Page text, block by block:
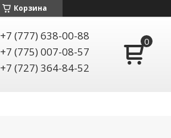
Корзина
+7 (777) 638-00-88
+7 (775) 007-08-57
+7 (727) 364-84-52